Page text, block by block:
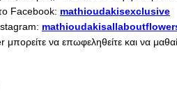
Facebook: mathioudakisexclusive
να επωφεληθείτε και να